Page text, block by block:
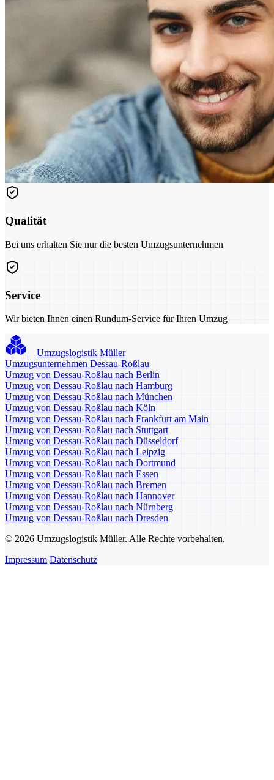
Qualität
Bei uns erhalten Sie nur die besten Umzugsunternehmen
Service
Wir bieten Ihnen einen Rundum-Service für Ihren Umzug
Umzugslogistik Müller
Umzugsunternehmen Dessau-Roßlau
Umzug von Dessau-Roßlau nach Berlin
Umzug von Dessau-Roßlau nach Hamburg
Umzug von Dessau-Roßlau nach München
Umzug von Dessau-Roßlau nach Köln
Umzug von Dessau-Roßlau nach Frankfurt am Main
Umzug von Dessau-Roßlau nach Stuttgart
Umzug von Dessau-Roßlau nach Düsseldorf
Umzug von Dessau-Roßlau nach Leipzig
Umzug von Dessau-Roßlau nach Dortmund
Umzug von Dessau-Roßlau nach Essen
Umzug von Dessau-Roßlau nach Bremen
Umzug von Dessau-Roßlau nach Hannover
Umzug von Dessau-Roßlau nach Nürnberg
Umzug von Dessau-Roßlau nach Dresden
© 2026 Umzugslogistik Müller. Alle Rechte vorbehalten.
Impressum Datenschutz